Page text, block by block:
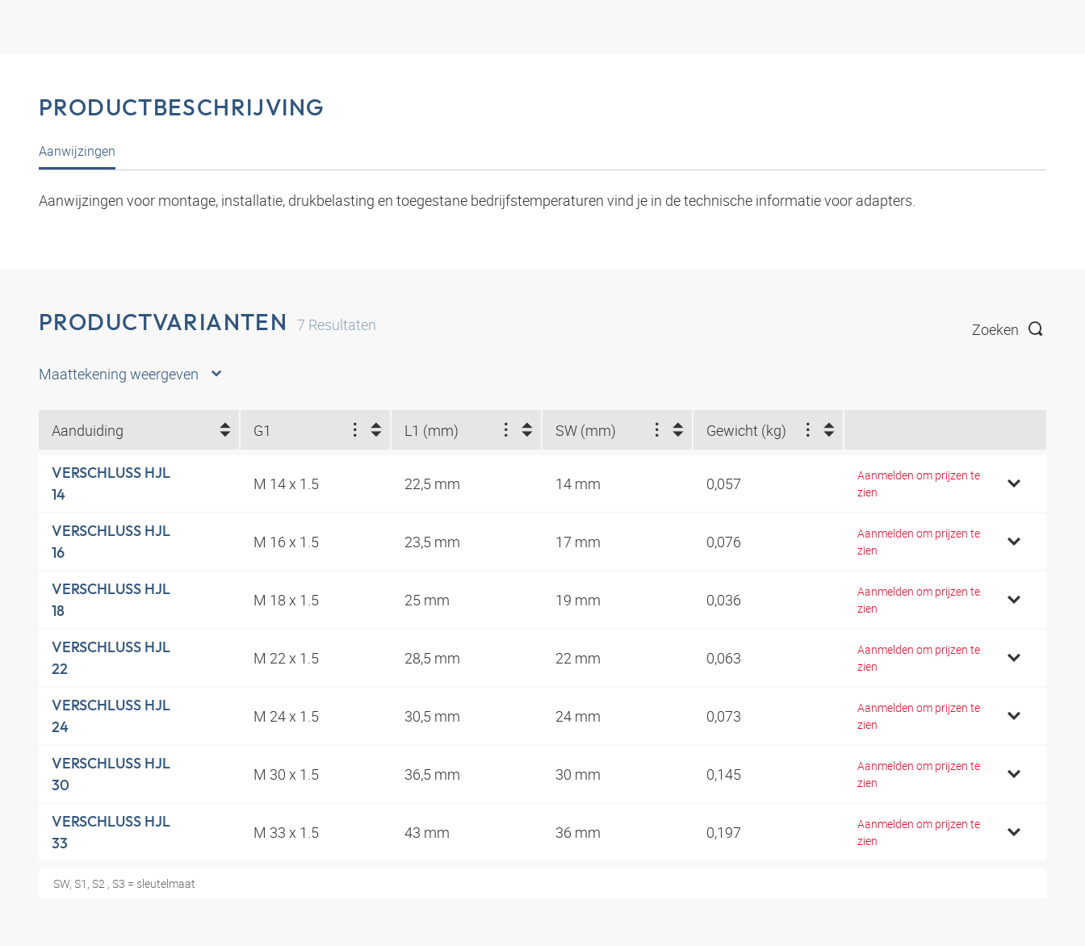
PRODUCTBESCHRIJVING
Aanwijzingen
Aanwijzingen voor montage, installatie, drukbelasting en toegestane bedrijfstemperaturen vind je in de technische informatie voor adapters.
PRODUCTVARIANTEN 7 Resultaten Zoeken
Maattekening weergeven
Aanduiding G1 L1 (mm) SW (mm) Gewicht (kg)
VERSCHLUSS HJL
14
M 14 x 1.5 22,5 mm 14 mm 0,057
Aanmelden om prijzen te
zien
VERSCHLUSS HJL
16
M 16 x 1.5 23,5 mm 17 mm 0,076
Aanmelden om prijzen te
zien
VERSCHLUSS HJL
18
M 18 x 1.5 25 mm 19 mm 0,036
Aanmelden om prijzen te
zien
VERSCHLUSS HJL
22
M 22 x 1.5 28,5 mm 22 mm 0,063
Aanmelden om prijzen te
zien
VERSCHLUSS HJL
24
M 24 x 1.5 30,5 mm 24 mm 0,073
Aanmelden om prijzen te
zien
VERSCHLUSS HJL
30
M 30 x 1.5 36,5 mm 30 mm 0,145
Aanmelden om prijzen te
zien
VERSCHLUSS HJL
33
M 33 x 1.5 43 mm 36 mm 0,197
Aanmelden om prijzen te
zien
SW, S1, S2 , S3 = sleutelmaat